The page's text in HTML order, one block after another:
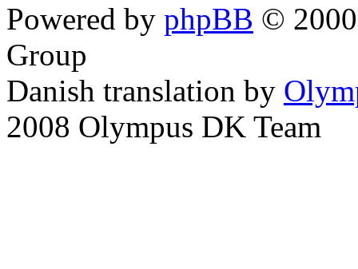
Powered by phpBB ©
Group
Danish translation by
2008 Olympus DK Team